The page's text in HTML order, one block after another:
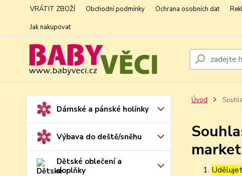
VRÁTIT ZBOŽÍ Obchodní podmínky Ochrana osobních dat
Jak nakupovat
Dámské a pánské holínky
Výbava do deště/sněhu
Dětské oblečení a
doplňky
Úvod